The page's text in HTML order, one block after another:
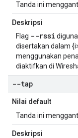
Tanda ini
Deskripsi
Flag --rssi
disertakan dalam
menggunakan
diaktifkan di
--tap
Nilai default
Tanda ini
Deskripsi